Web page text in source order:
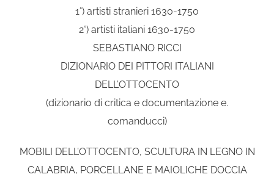
1°) artisti stranieri 1630-1750
2°) artisti italiani 1630-1750
SEBASTIANO RICCI
DIZIONARIO DEI PITTORI ITALIANI
DELL’OTTOCENTO
(dizionario di critica e documentazione e.
comanducci)
MOBILI DELL’OTTOCENTO, SCULTURA IN LEGNO IN
CALABRIA, PORCELLANE E MAIOLICHE DOCCIA